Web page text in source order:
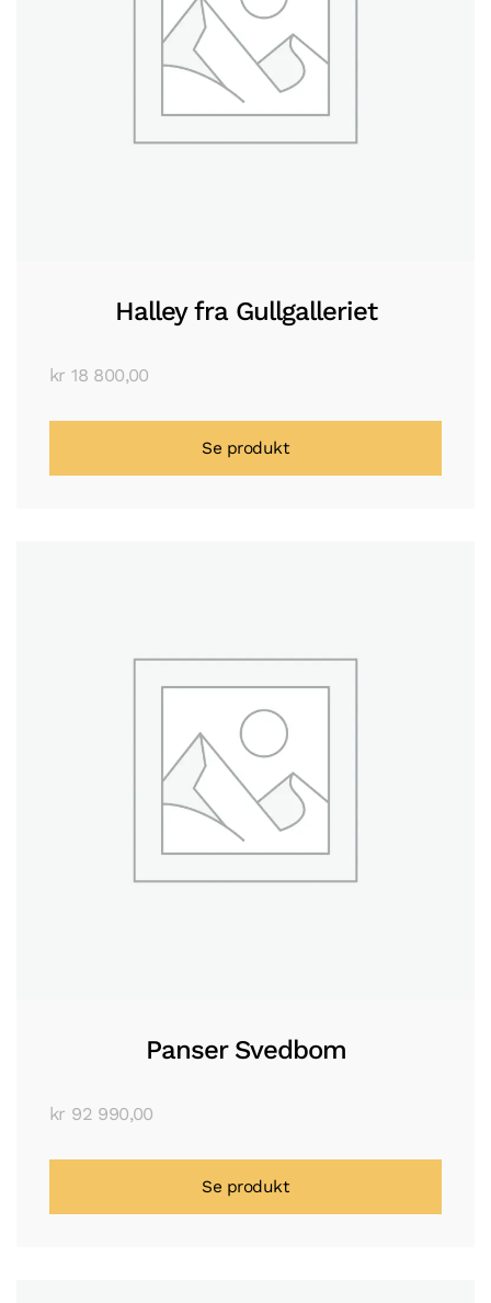
Halley fra Gullgalleriet
kr 18 800,00
Se produkt
Panser Svedbom
kr 92 990,00
Se produkt